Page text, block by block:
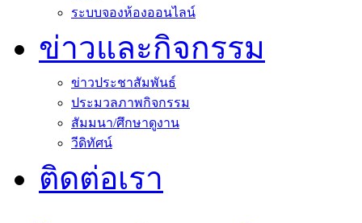
ระบบจองห้องออนไลน์
ข่าวและกิจกรรม
ข่าวประชาสัมพันธ์
ประมวลภาพกิจกรรม
สัมมนา/ศึกษาดูงาน
วีดิทัศน์
ติดต่อเรา